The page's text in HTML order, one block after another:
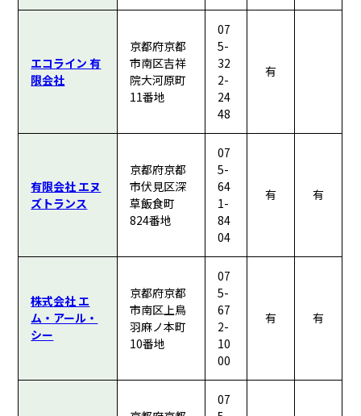
エコライン 有
限会社
京都府京都
市南区吉祥
院大河原町
11番地
07
5-
32
2-
24
48
有
有限会社 エヌ
ズトランス
京都府京都
市伏見区深
草飯食町
824番地
07
5-
64
1-
84
04
有 有
株式会社 エ
ム・アール・
シー
京都府京都
市南区上鳥
羽麻ノ本町
10番地
07
5-
67
2-
10
00
有 有
07